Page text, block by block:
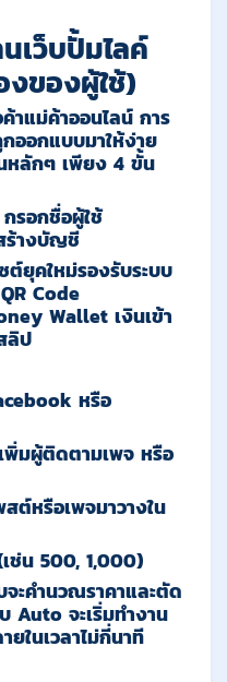
เว็บปั้มไลค์
ของผู้ใช้)
าแม่ค้าออนไลน์ การ
ออกแบบมาให้ง่าย
หลักๆ เพียง 4 ขั้น
กรอกชื่อผู้ใช้
ร้างบัญชี
ต์ยุคใหม่รองรับระบบ
Code
Wallet เงินเข้า
ลิป
หรือ
พิ่มผู้ติดตามเพจ หรือ
ต์หรือเพจมาวางใน
ช่น 500, 1,000)
จะคำนวณราคาและตัด
Auto จะเริ่มทำงาน
ในเวลาไม่กี่นาที